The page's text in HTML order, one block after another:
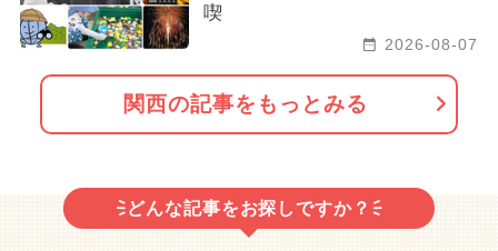
喫
2026-08-07
関西の記事をもっとみる
どんな記事をお探しですか？